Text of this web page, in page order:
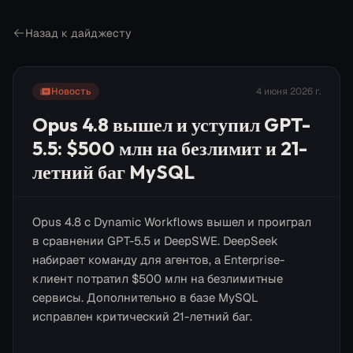
Назад к дайджесту
Новость 4 июня 2026 г.
Opus 4.8 вышел и уступил GPT-
5.5: $500 млн на безлимит и 21-
летний баг MySQL
Opus 4.8 с Dynamic Workflows вышел и проиграл
в сравнении GPT-5.5 и DeepSWE. DeepSeek
набирает команду для агентов, а Enterprise-
клиент потратил $500 млн на безлимитные
сервисы. Дополнительно в базе MySQL
исправлен критический 21-летний баг.